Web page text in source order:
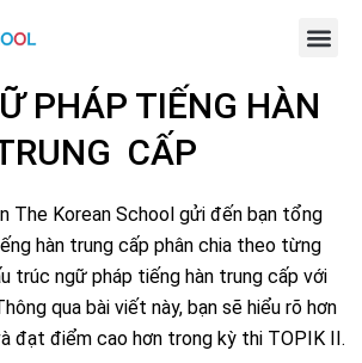
PHÁP TIẾNG HÀN
CẤP
The Korean School gửi đến bạn tổng
hàn trung cấp phân chia theo từng
trúc ngữ pháp tiếng hàn trung cấp với
qua bài viết này, bạn sẽ hiểu rõ hơn
đạt điểm cao hơn trong kỳ thi TOPIK II.